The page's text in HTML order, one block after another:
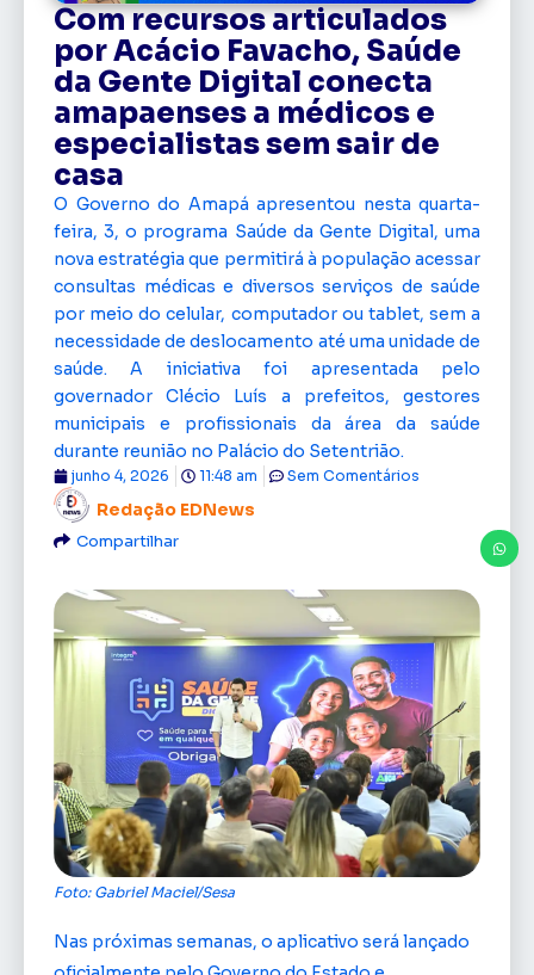
Com recursos articulados
por Acácio Favacho, Saúde
da Gente Digital conecta
amapaenses a médicos e
especialistas sem sair de
casa
O Governo do Amapá apresentou nesta quarta-
feira, 3, o programa Saúde da Gente Digital, uma
nova estratégia que permitirá à população acessar
consultas médicas e diversos serviços de saúde
por meio do celular, computador ou tablet, sem a
necessidade de deslocamento até uma unidade de
saúde. A iniciativa foi apresentada pelo
governador Clécio Luís a prefeitos, gestores
municipais e profissionais da área da saúde
durante reunião no Palácio do Setentrião.
Redação EDNews
junho 4, 2026 11:48 am Sem Comentários
Compartilhar
Foto: Gabriel Maciel/Sesa
Nas próximas semanas, o aplicativo será lançado